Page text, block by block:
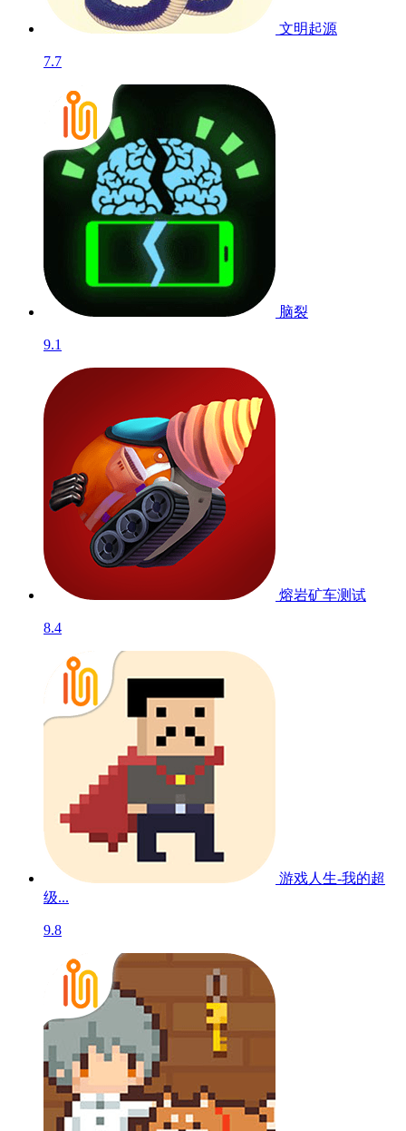
文明起源
7.7
脑裂
9.1
熔岩矿车测试
8.4
游戏人生-我的超
级...
9.8